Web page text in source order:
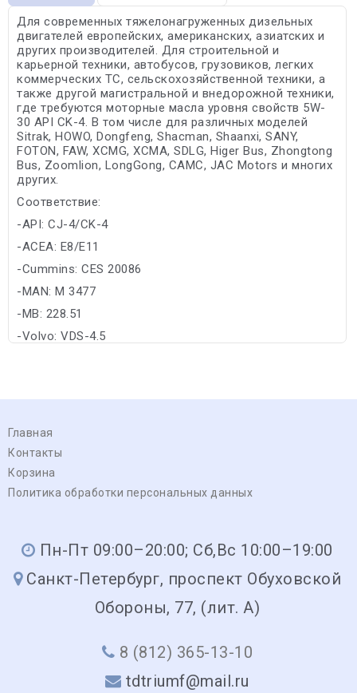
Для современных тяжелонагруженных дизельных
двигателей европейских, американских, азиатских и
других производителей. Для строительной и
карьерной техники, автобусов, грузовиков, легких
коммерческих ТС, сельскохозяйственной техники, а
также другой магистральной и внедорожной техники,
где требуются моторные масла уровня свойств 5W-
30 API CK-4. В том числе для различных моделей
Sitrak, HOWO, Dongfeng, Shacman, Shaanxi, SANY,
FOTON, FAW, XCMG, XCMA, SDLG, Higer Bus, Zhongtong
Bus, Zoomlion, LongGong, CAMC, JAC Motors и многих
других.
Соответствие:
-API: CJ-4/CK-4
-ACEA: E8/E11
-Cummins: CES 20086
-MAN: M 3477
-MB: 228.51
-Volvo: VDS-4.5
Главная
Контакты
Корзина
Политика обработки персональных данных
Пн-Пт 09:00–20:00; Сб,Вс 10:00–19:00
Санкт-Петербург, проспект Обуховской
Обороны, 77, (лит. А)
8 (812) 365-13-10
tdtriumf@mail.ru